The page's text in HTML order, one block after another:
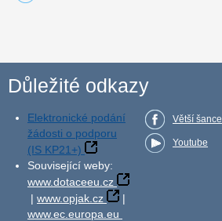
Důležité odkazy
Elektronické podání
žádosti o podporu
(IS KP21+)
Související weby:
www.dotaceeu.cz
| www.opjak.cz
|
www.ec.europa.eu
Větší šance
Youtube